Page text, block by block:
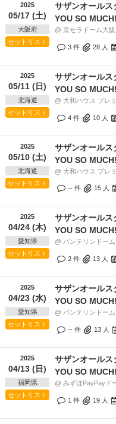
2025
05/17 (土)
大阪府
セットリスト
サザンオール
YOU SO
@ 京セラドーム大
3 件 28 人
2025
05/11 (日)
北海道
セットリスト
サザンオール
YOU SO
@ 大和ハウス プレ
4 件 10 人
2025
05/10 (土)
北海道
セットリスト
サザンオール
YOU SO
@ 大和ハウス プレ
-- 件 15 人
2025
04/24 (木)
愛知県
セットリスト
サザンオール
YOU SO
@ バンテリンドー
2 件 13 人
2025
04/23 (水)
愛知県
セットリスト
サザンオール
YOU SO
@ バンテリンドー
-- 件 13 人
2025
04/13 (日)
福岡県
セットリスト
サザンオール
YOU SO
@ みずほPayPayド
1 件 19 人